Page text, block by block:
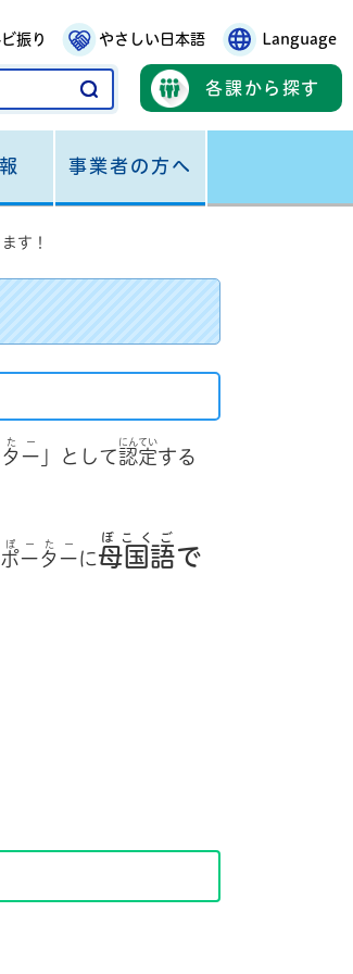
振り やさしい日本語 Language
各課から探す
事業者の方へ
す！
ー
ー
」として認定
にんてい
する
ーター
ぽーたー
に母国語
ぼこくご
で